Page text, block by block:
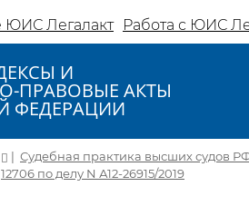
ЮИС Легалакт Работа с ЮИС
И
ПРАВОВЫЕ АКТЫ
ФЕДЕРАЦИИ
| Судебная практика высших судов
12706 по делу N А12-26915/2019